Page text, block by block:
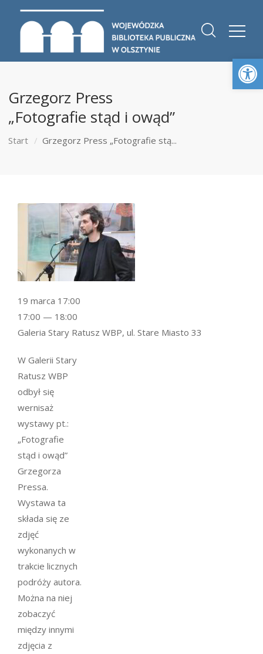
Grzegorz Press
„Fotografie stąd i owąd”
Start Grzegorz Press „Fotografie stą...
W Galerii Stary
Ratusz WBP
odbył się
wernisaż
wystawy pt.:
„Fotografie
stąd i owąd”
Grzegorza
Pressa.
Wystawa ta
składa się ze
zdjęć
wykonanych w
trakcie licznych
podróży autora.
Można na niej
zobaczyć
między innymi
zdjęcia z
19 marca 17:00
17:00 — 18:00
Galeria Stary Ratusz WBP, ul. Stare Miasto 33